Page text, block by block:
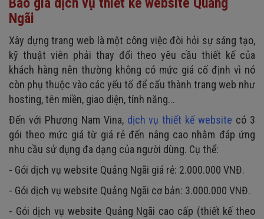
Ngãi
Xây dựng trang web là một công việc đòi hỏi sự sáng tạo,
kỹ thuật viên phải thay đổi theo yêu cầu thiết kế của
khách hàng nên thường không có mức giá cố định vì nó
còn phụ thuộc vào các yếu tố để cấu thành trang web như
hosting, tên miền, giao diện, tính năng...
Đến với Phương Nam Vina, dịch vụ thiết kế website có 3
gói theo mức giá từ giá rẻ đến nâng cao nhằm đáp ứng
nhu cầu sử dụng đa dạng của người dùng. Cụ thể:
- Gói dịch vụ website Quảng Ngãi giá rẻ: 2.000.000 VNĐ.
- Gói dịch vụ website Quảng Ngãi cơ bản: 3.000.000 VNĐ.
- Gói dịch vụ website Quảng Ngãi cao cấp (thiết kế theo